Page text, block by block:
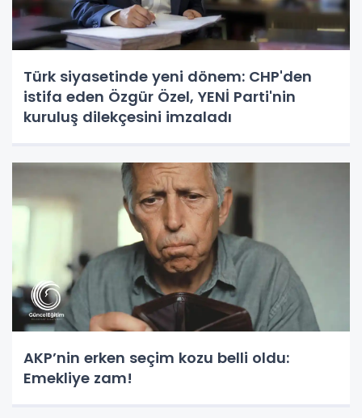
Türk siyasetinde yeni dönem: CHP'den
istifa eden Özgür Özel, YENİ Parti'nin
kuruluş dilekçesini imzaladı
AKP’nin erken seçim kozu belli oldu:
Emekliye zam!